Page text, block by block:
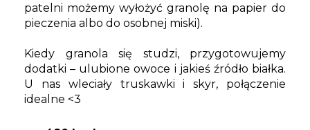
patelni możemy wyłożyć granolę na papier do
pieczenia albo do osobnej miski).
Kiedy granola się studzi, przygotowujemy
dodatki – ulubione owoce i jakieś źródło białka.
U nas wleciały truskawki i skyr, połączenie
idealne <3